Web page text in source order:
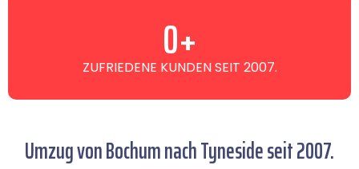
ZUFRIEDENE KUNDEN SEIT 2007.
0+
Umzug von Bochum nach Tyneside seit 2007.